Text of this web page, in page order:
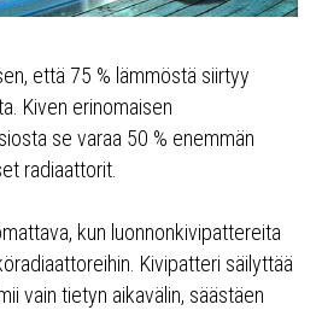
että 75 % lämmöstä siirtyy
Kiven erinomaisen
se varaa 50 % enemmän
radiaattorit.
kun luonnonkivipattereita
Kivipatteri säilyttää
vain tietyn aikavälin, säästäen